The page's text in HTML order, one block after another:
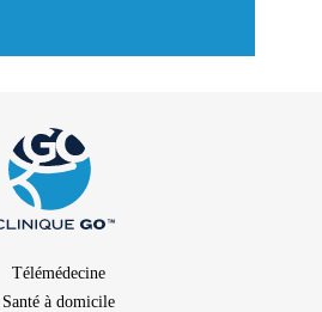
Télémédecine
Santé à domicile